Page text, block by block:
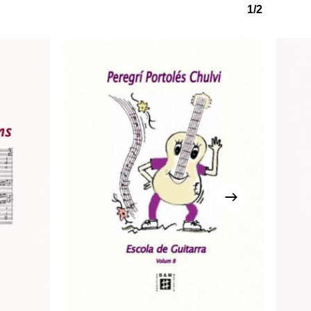
hi ha productes a la cistella.
Go to shop
1/2